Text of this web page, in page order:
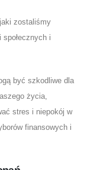
zostaliśmy
i
być szkodliwe dla
życia,
stres i niepokój w
finansowych i